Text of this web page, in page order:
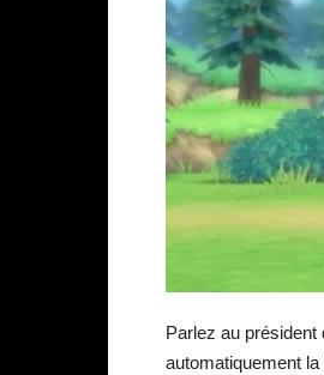
Parlez au président
automatiquement